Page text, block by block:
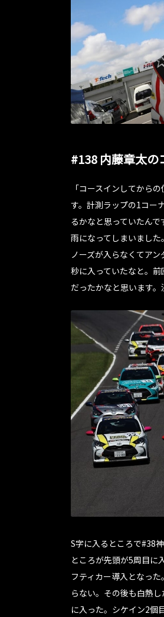
#138 内藤章太の
「コースインしてから
す。計測ラップの1コー
るかなと思っていたん
雨になってしまいまし
ノーズが入らなくてア
秒に入っていたなと。
だったかなと思います。
S字に入るところで#38
ところが先頭が5周目に
フティカー導入となっ
らない。その後も白熱
に入った。シケイン2個